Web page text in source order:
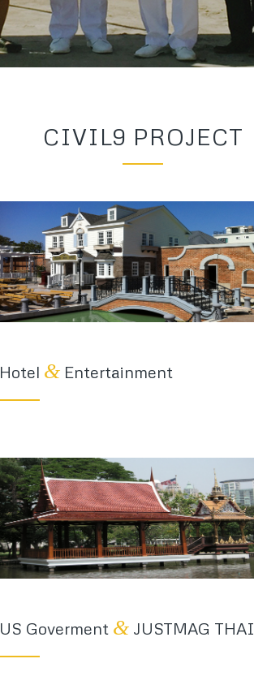
CIVIL9 PROJECT
Hotel &Entertainment
US Goverment &JUSTMAG THAI